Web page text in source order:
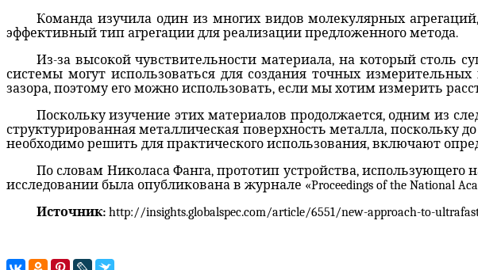
Команда изучила один из многих видов молекулярных
эффективный тип агрегации для реализации предложенного метода.
Из-за высокой чувствительности материала, на который столь
системы могут использоваться для создания точных
зазора, поэтому его можно использовать, если мы хотим измерить
Поскольку изучение этих материалов продолжается, одним из
структурированная металлическая поверхность металла, поскольку
необходимо решить для практического использования, включают
По словам Николаса Фанга, прототип устройства, использующего
исследовании была опубликована в журнале «Proceedings of the National
Источник:http://insights.globalspec.com/article/6551/new-approach-to-